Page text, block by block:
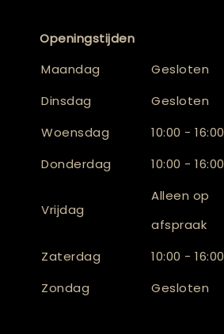
Openingstijden
Maandag
Gesloten
Dinsdag
Gesloten
Woensdag
10:00 - 16:00
Donderdag
10:00 - 16:00
Vrijdag
Alleen op
afspraak
Zaterdag
10:00 - 16:00
Zondag
Gesloten